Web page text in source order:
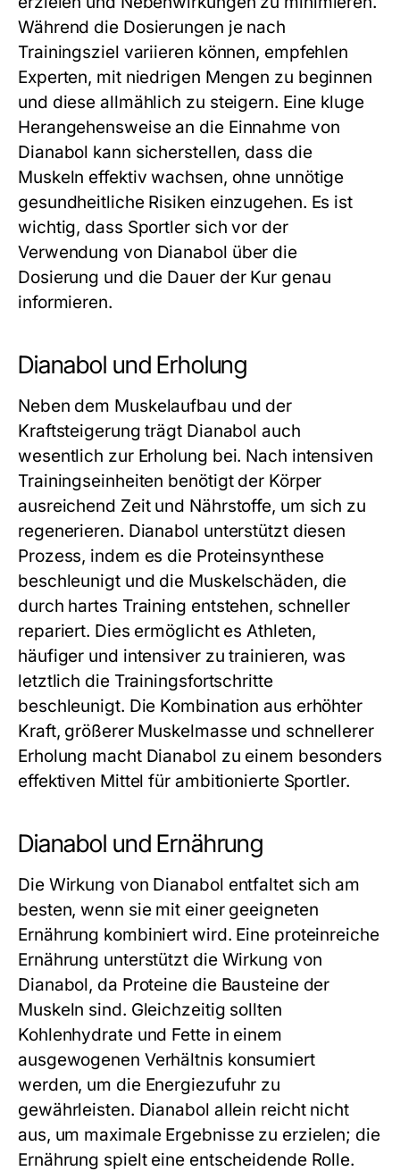
Während die Dosierungen je nach
Trainingsziel variieren können, empfehlen
Experten, mit niedrigen Mengen zu beginnen
und diese allmählich zu steigern. Eine kluge
Herangehensweise an die Einnahme von
Dianabol kann sicherstellen, dass die
Muskeln effektiv wachsen, ohne unnötige
gesundheitliche Risiken einzugehen. Es ist
wichtig, dass Sportler sich vor der
Verwendung von Dianabol über die
Dosierung und die Dauer der Kur genau
informieren.
Dianabol und Erholung
Neben dem Muskelaufbau und der
Kraftsteigerung trägt Dianabol auch
wesentlich zur Erholung bei. Nach intensiven
Trainingseinheiten benötigt der Körper
ausreichend Zeit und Nährstoffe, um sich zu
regenerieren. Dianabol unterstützt diesen
Prozess, indem es die Proteinsynthese
beschleunigt und die Muskelschäden, die
durch hartes Training entstehen, schneller
repariert. Dies ermöglicht es Athleten,
häufiger und intensiver zu trainieren, was
letztlich die Trainingsfortschritte
beschleunigt. Die Kombination aus erhöhter
Kraft, größerer Muskelmasse und schnellerer
Erholung macht Dianabol zu einem besonders
effektiven Mittel für ambitionierte Sportler.
Dianabol und Ernährung
Die Wirkung von Dianabol entfaltet sich am
besten, wenn sie mit einer geeigneten
Ernährung kombiniert wird. Eine proteinreiche
Ernährung unterstützt die Wirkung von
Dianabol, da Proteine die Bausteine der
Muskeln sind. Gleichzeitig sollten
Kohlenhydrate und Fette in einem
ausgewogenen Verhältnis konsumiert
werden, um die Energiezufuhr zu
gewährleisten. Dianabol allein reicht nicht
aus, um maximale Ergebnisse zu erzielen; die
Ernährung spielt eine entscheidende Rolle.